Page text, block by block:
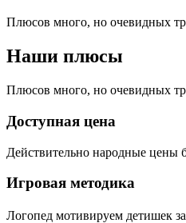
Плюсов много, но очевидных
Наши плюсы
Плюсов много, но очевидных
Доступная цена
Действительно народные цены
Игровая методика
Логопед мотивируем детишек